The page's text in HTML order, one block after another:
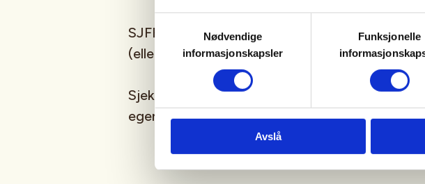
Nødvendige
informasjonskapsler
Funksjonelle
Avslå
SJFFUNGs arrangementer er rusfrie, og er for
(eller har lyst til å bli)barn/ungdomsmedlem
Sjekk gjerne utSJFFU Facebook
egen
podcastpå din favoritt-